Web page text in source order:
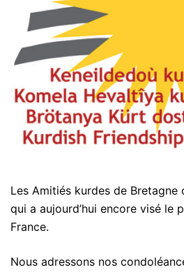
Les Amitiés kurdes de Bretagne
qui a aujourd’hui encore visé le
France.
Nous adressons nos